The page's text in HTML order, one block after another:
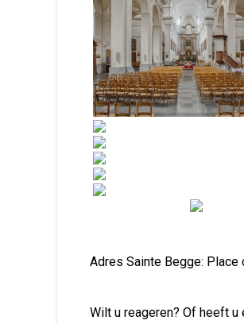
Adres Sainte Begge: Place
Wilt u reageren? Of heeft